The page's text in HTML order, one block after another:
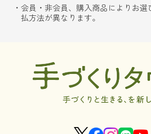
会員・非会員、購入商品によりお選
払方法が異なります。